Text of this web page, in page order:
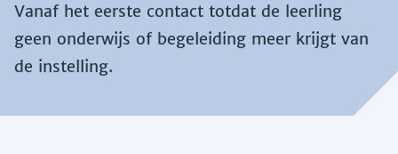
Vanaf het eerste contact totdat de leerling
geen onderwijs of begeleiding meer krijgt van
de instelling.